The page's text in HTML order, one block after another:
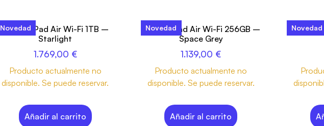
Novedad
13-inch iPad Air Wi-Fi 1TB –
Starlight
1.769,00 €
Producto actualmente no
disponible. Se puede reservar.
Añadir al carrito
Novedad
13-inch iPad Air Wi-Fi 256GB –
Space Grey
1.139,00 €
Producto actualmente no
disponible. Se puede reservar.
Añadir al carrito
Novedad
13-inch